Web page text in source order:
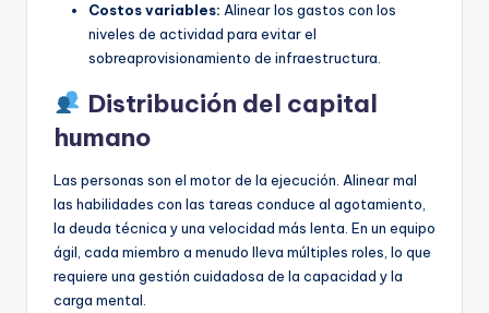
Costos variables: Alinear los gastos con los
niveles de actividad para evitar el
sobreaprovisionamiento de infraestructura.
Distribución del capital
humano
Las personas son el motor de la ejecución. Alinear mal
las habilidades con las tareas conduce al agotamiento,
la deuda técnica y una velocidad más lenta. En un equipo
ágil, cada miembro a menudo lleva múltiples roles, lo que
requiere una gestión cuidadosa de la capacidad y la
carga mental.